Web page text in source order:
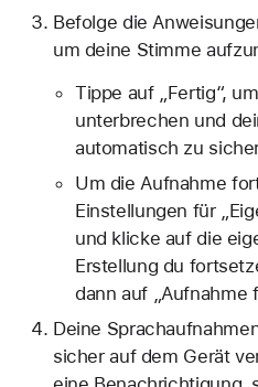
Befolge die
um deine Stimme
Tippe auf „Fertig“,
unterbrechen und
automatisch zu
Um die Aufnahme
Einstellungen für
und klicke auf die
Erstellung du
dann auf „Aufnahme
Deine
sicher auf dem Gerät